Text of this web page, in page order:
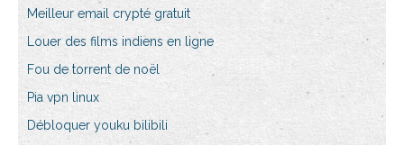
Meilleur email crypté gratuit
Louer des films indiens en ligne
Fou de torrent de noël
Pia vpn linux
Débloquer youku bilibili